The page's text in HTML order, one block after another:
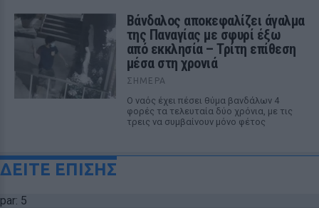
Βάνδαλος αποκεφαλίζει άγαλμα
της Παναγίας με σφυρί έξω
από εκκλησία – Τρίτη επίθεση
μέσα στη χρονιά
ΣΉΜΕΡΑ
Ο ναός έχει πέσει θύμα βανδάλων 4
φορές τα τελευταία δύο χρόνια, με τις
τρεις να συμβαίνουν μόνο φέτος
ΔΕΙΤΕ ΕΠΙΣΗΣ
par: 5